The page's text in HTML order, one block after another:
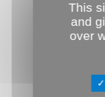
12.11.2025
Valse de
Food
revient le
Gastronomie
This
and
over